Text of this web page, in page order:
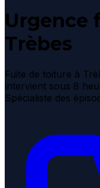
Urgence
Trèbes
Fuite de toiture à
intervient sous 8
Spécialiste des